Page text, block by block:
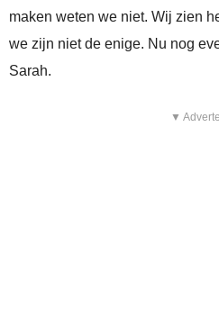
maken weten we niet. Wij zien
we zijn niet de enige. Nu nog
Sarah.
▼